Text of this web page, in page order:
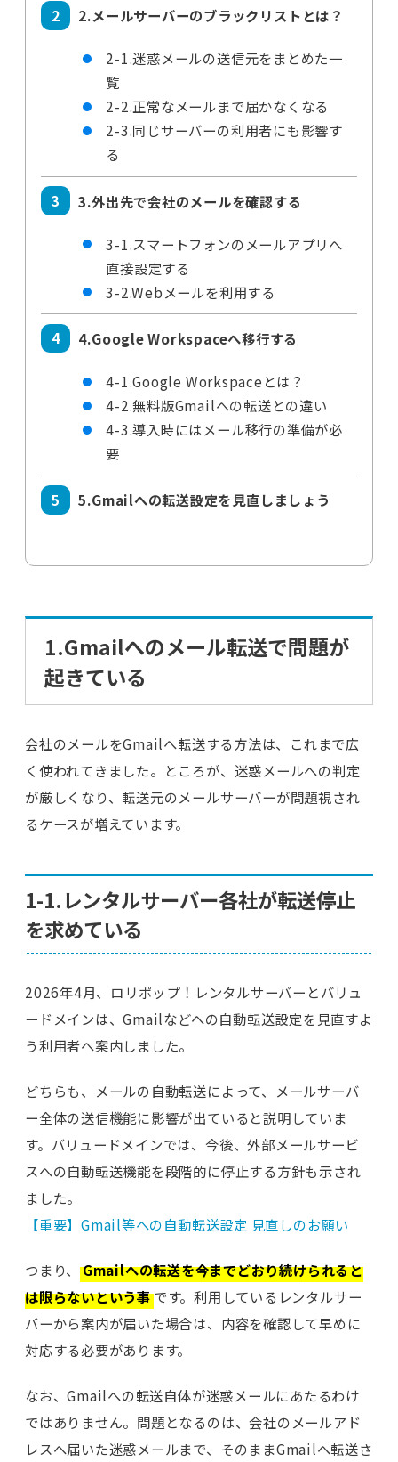
2.メールサーバーのブラックリストとは？
2-1.迷惑メールの送信元をまとめた一
覧
2-2.正常なメールまで届かなくなる
2-3.同じサーバーの利用者にも影響す
る
3.外出先で会社のメールを確認する
3-1.スマートフォンのメールアプリへ
直接設定する
3-2.Webメールを利用する
4.Google Workspaceへ移行する
4-1.Google Workspaceとは？
4-2.無料版Gmailへの転送との違い
4-3.導入時にはメール移行の準備が必
要
5.Gmailへの転送設定を見直しましょう
1.Gmailへのメール転送で問題が
起きている
会社のメールをGmailへ転送する方法は、これまで広
く使われてきました。ところが、迷惑メールへの判定
が厳しくなり、転送元のメールサーバーが問題視され
るケースが増えています。
1-1.レンタルサーバー各社が転送停止
を求めている
2026年4月、ロリポップ！レンタルサーバーとバリュ
ードメインは、Gmailなどへの自動転送設定を見直すよ
う利用者へ案内しました。
どちらも、メールの自動転送によって、メールサーバ
ー全体の送信機能に影響が出ていると説明していま
す。バリュードメインでは、今後、外部メールサービ
スへの自動転送機能を段階的に停止する方針も示され
ました。
【重要】Gmail等への自動転送設定 見直しのお願い
つまり、Gmailへの転送を今までどおり続けられると
は限らないという事です。利用しているレンタルサー
バーから案内が届いた場合は、内容を確認して早めに
対応する必要があります。
なお、Gmailへの転送自体が迷惑メールにあたるわけ
ではありません。問題となるのは、会社のメールアド
レスへ届いた迷惑メールまで、そのままGmailへ転送さ